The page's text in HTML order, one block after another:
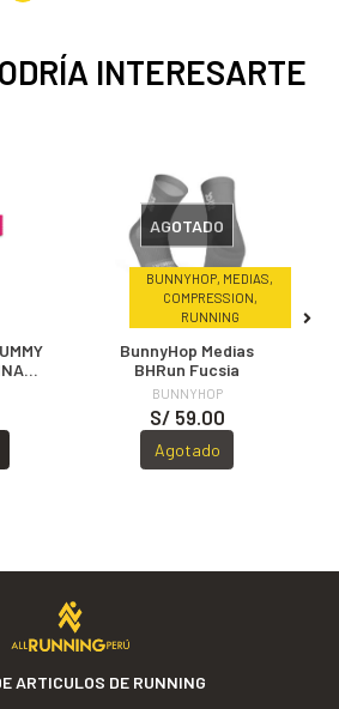
INTERESARTE
BUNNYHOP, MEDIAS,
COMPRESSION,
RUNNING
AGOTADO
BunnyHop Medias
BHRun Fucsia
BUNNYHOP
S/ 59.00
Agotado
ARTICULOS DE RUNNING